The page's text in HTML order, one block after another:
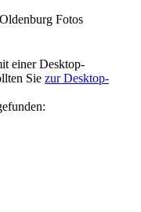
einer Desktop-
Sie zur Desktop-